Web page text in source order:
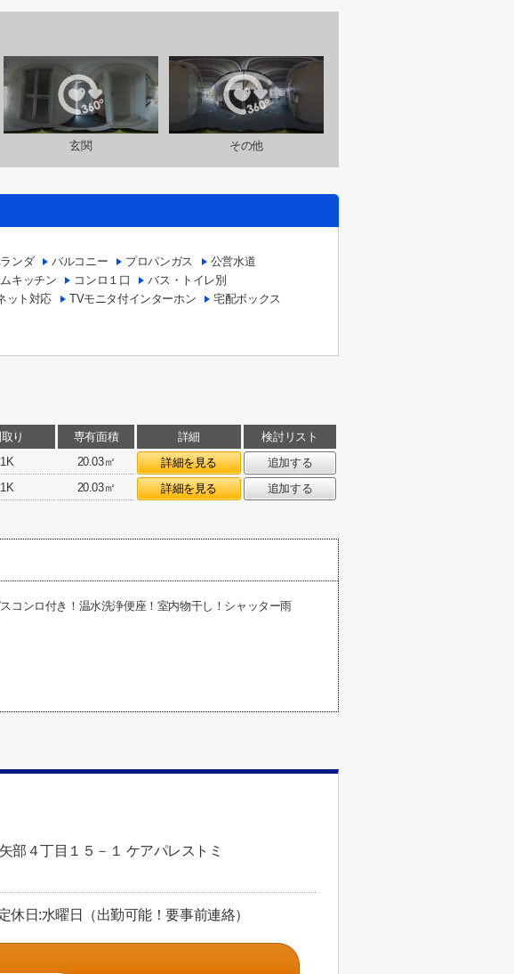
玄関 その他
ンダ バルコニー プロパンガス
公営水道
キッチン コンロ１口
バス・トイレ別
ット対応 TVモニタ付インターホン
宅配ボックス
り 専有面積 詳細
検討リスト
1K 20.03㎡ 詳細を見る
追加する
1K 20.03㎡ 詳細を見る 追加する
コンロ付き！温水洗浄便座！室内物干し！シャッター雨
部４丁目１５－１ ケアパレストミ
日:水曜日（出勤可能！要事前連絡）